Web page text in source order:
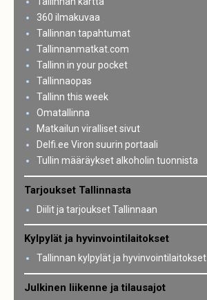
360 ilmakuvaa
Tallinnan tapahtumat
Tallinnanmatkat.com
Tallinn in your pocket
Tallinnaopas
Tallinn this week
Omatallinna
Matkailun viralliset sivut
Delfi.ee Viron suurin portaali
Tullin määräykset alkoholin tuonnista
Tarjoukset Tallinnasta
Diilit ja tarjoukset Tallinnaan
Kylpylät ja hyvinvointilaitokset
Tallinnan kylpylät ja hyvinvointilaitokset
Julkinen liikenne ja tilausajot